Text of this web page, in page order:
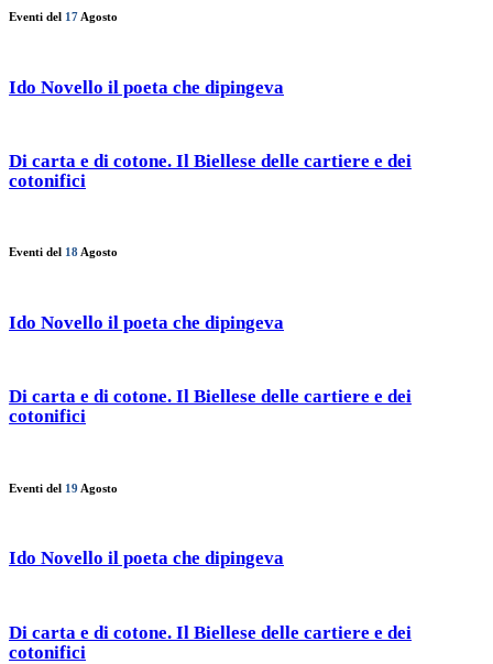
Eventi del 17 Agosto
Ido Novello il poeta che dipingeva
Di carta e di cotone. Il Biellese delle cartiere e dei
cotonifici
Eventi del 18 Agosto
Ido Novello il poeta che dipingeva
Di carta e di cotone. Il Biellese delle cartiere e dei
cotonifici
Eventi del 19 Agosto
Ido Novello il poeta che dipingeva
Di carta e di cotone. Il Biellese delle cartiere e dei
cotonifici